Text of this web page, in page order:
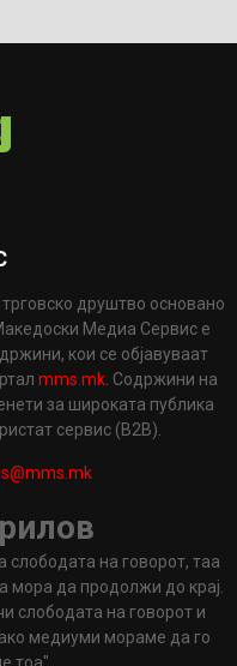
друштво основано
Медиа Сервис е
кои се објавуваат
mms.mk . Содржини на
за широката публика
сервис (B2B).
на говорот, таа
мора да продолжи до крај.
слободата на говорот и
медиуми мораме да го
тоа"